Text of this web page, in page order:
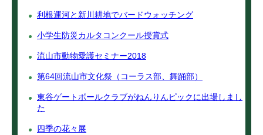
利根運河と新川耕地でバードウォッチング
小学生防災カルタコンクール授賞式
流山市動物愛護セミナー2018
第64回流山市文化祭（コーラス部、舞踊部）
東谷ゲートボールクラブがねんりんピックに出場しまし
た
四季の花々展